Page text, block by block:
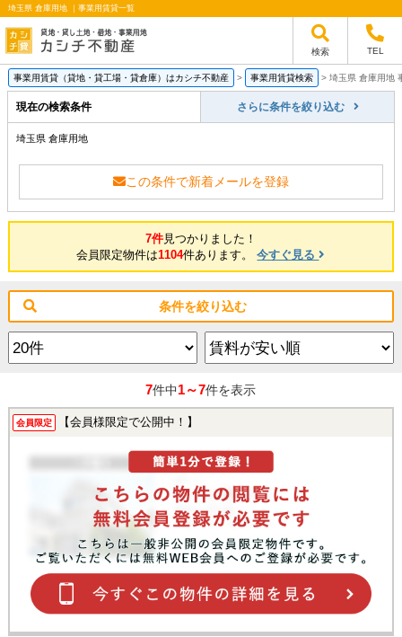
埼玉県 倉庫用地 ｜事業用賃貸一覧
検索 TEL
事業用賃貸（貸地・貸工場・貸倉庫）はカシチ不動産 > 事業用賃貸検索 > 埼玉県 倉庫用地
現在の検索条件 さらに条件を絞り込む
埼玉県 倉庫用地
この条件で新着メールを登録
7件見つかりました！
会員限定物件は1104件あります。今すぐ見る
条件を絞り込む
7件中1～7件を表示
会員限定 【会員様限定で公開中！】